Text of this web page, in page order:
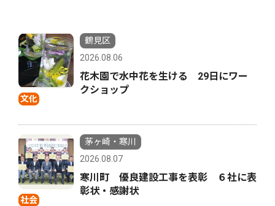
文化
鶴見区
2026.08.06
花木園で水中花を生ける 29日にワー
クショップ
社会
茅ヶ崎・寒川
2026.08.07
寒川町 優良建設工事を表彰 ６社に表
彰状・感謝状